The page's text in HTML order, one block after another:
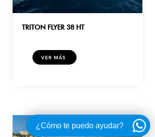
TRITON FLYER 38 HT
VER MÁS
¿Cómo te puedo ayudar?